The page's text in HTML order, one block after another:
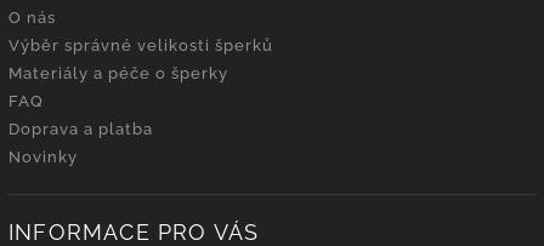
O nás
Výběr správné velikosti šperků
Materiály a péče o šperky
FAQ
Doprava a platba
Novinky
INFORMACE PRO VÁS